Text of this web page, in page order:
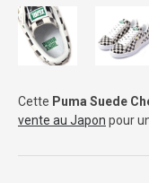
Cette Puma Suede
vente au Japon pour